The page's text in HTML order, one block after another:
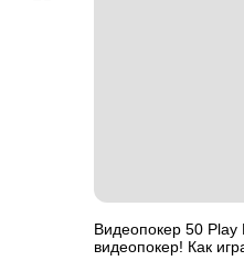
Видеопокер 50
видеопокер! Как